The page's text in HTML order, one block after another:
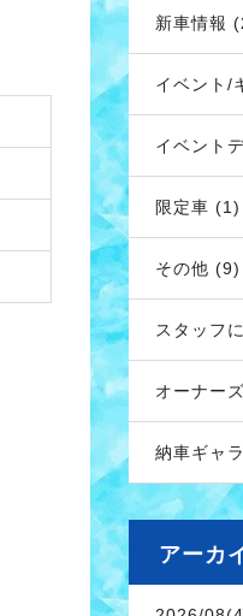
新車情報
イベント/
イベント
限定車 (1)
その他 (9)
スタッフ
オーナー
納車ギャ
アーカ